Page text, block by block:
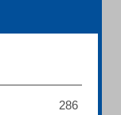
286